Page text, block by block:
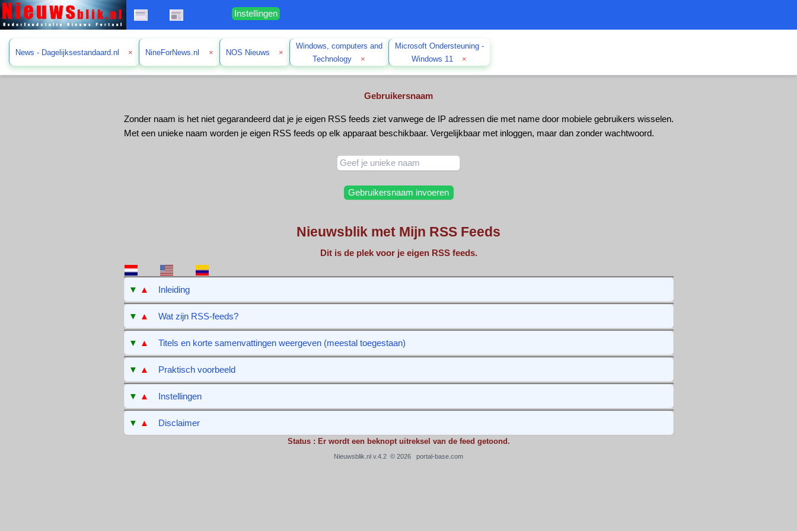
Instellingen
News - Dagelijksestandaard.nl × NineForNews.nl × NOS Nieuws ×
Windows, computers and
Technology
×
Microsoft Ondersteuning -
Windows 11
×
Gebruikersnaam
Zonder naam is het niet gegarandeerd dat je je eigen RSS feeds ziet vanwege de IP adressen die met name door mobiele gebruikers wisselen.
Met een unieke naam worden je eigen RSS feeds op elk apparaat beschikbaar. Vergelijkbaar met inloggen, maar dan zonder wachtwoord.
Nieuwsblik met Mijn RSS Feeds
Dit is de plek voor je eigen RSS feeds.
▼ ▲ Inleiding
▼ ▲ Wat zijn RSS-feeds?
▼ ▲ Titels en korte samenvattingen weergeven (meestal toegestaan)
▼ ▲ Praktisch voorbeeld
▼ ▲ Instellingen
▼ ▲ Disclaimer
Status : Er wordt een beknopt uitreksel van de feed getoond.
Nieuwsblik.nl v.4.2 © 2026 portal-base.com